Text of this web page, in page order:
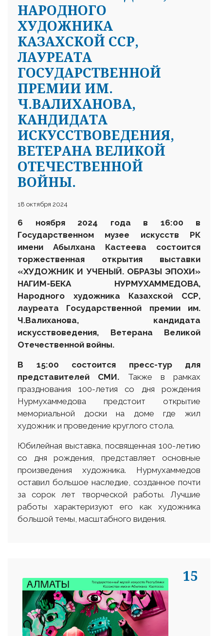
НАРОДНОГО
ХУДОЖНИКА
КАЗАХСКОЙ ССР,
ЛАУРЕАТА
ГОСУДАРСТВЕННОЙ
ПРЕМИИ ИМ.
Ч.ВАЛИХАНОВА,
КАНДИДАТА
ИСКУССТВОВЕДЕНИЯ,
ВЕТЕРАНА ВЕЛИКОЙ
ОТЕЧЕСТВЕННОЙ
ВОЙНЫ.
18 октября 2024
6 ноября 2024 года в 16:00 в
Государственном музее искусств РК
имени Абылхана Кастеева состоится
торжественная открытия выставки
«ХУДОЖНИК И УЧЕНЫЙ. ОБРАЗЫ ЭПОХИ»
НАГИМ-БЕКА НУРМУХАММЕДОВА,
Народного художника Казахской ССР,
лауреата Государственной премии им.
Ч.Валиханова, кандидата
искусствоведения, Ветерана Великой
Отечественной войны.
В 15:00 состоится пресс-тур для
представителей СМИ. Также в рамках
празднования 100-летия со дня рождения
Нурмухаммедова предстоит открытие
мемориальной доски на доме где жил
художник и проведение круглого стола.
Юбилейная выставка, посвященная 100-летию
со дня рождения, представляет основные
произведения художника. Нурмухаммедов
оставил большое наследие, созданное почти
за сорок лет творческой работы. Лучшие
работы характеризуют его как художника
большой темы, масштабного видения.
15